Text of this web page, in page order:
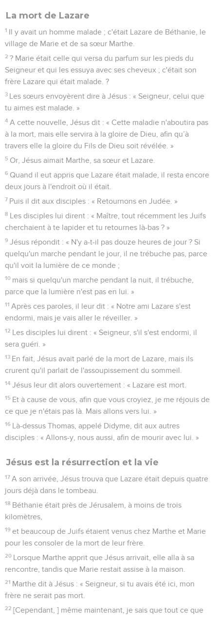
La mort de Lazare
1 Il y avait un homme malade ; c'était Lazare de Béthanie, le
village de Marie et de sa sœur Marthe.
2 ? Marie était celle qui versa du parfum sur les pieds du
Seigneur et qui les essuya avec ses cheveux ; c'était son
frère Lazare qui était malade. ?
3 Les sœurs envoyèrent dire à Jésus : « Seigneur, celui que
tu aimes est malade. »
4 A cette nouvelle, Jésus dit : « Cette maladie n'aboutira pas
à la mort, mais elle servira à la gloire de Dieu, afin qu’à
travers elle la gloire du Fils de Dieu soit révélée. »
5 Or, Jésus aimait Marthe, sa sœur et Lazare.
6 Quand il eut appris que Lazare était malade, il resta encore
deux jours à l'endroit où il était.
7 Puis il dit aux disciples : « Retournons en Judée. »
8 Les disciples lui dirent : « Maître, tout récemment les Juifs
cherchaient à te lapider et tu retournes là-bas ? »
9 Jésus répondit : « N'y a-t-il pas douze heures de jour ? Si
quelqu'un marche pendant le jour, il ne trébuche pas, parce
qu'il voit la lumière de ce monde ;
10 mais si quelqu'un marche pendant la nuit, il trébuche,
parce que la lumière n'est pas en lui. »
11 Après ces paroles, il leur dit : « Notre ami Lazare s'est
endormi, mais je vais aller le réveiller. »
12 Les disciples lui dirent : « Seigneur, s'il s'est endormi, il
sera guéri. »
13 En fait, Jésus avait parlé de la mort de Lazare, mais ils
crurent qu'il parlait de l'assoupissement du sommeil.
14 Jésus leur dit alors ouvertement : « Lazare est mort.
15 Et à cause de vous, afin que vous croyiez, je me réjouis de
ce que je n'étais pas là. Mais allons vers lui. »
16 Là-dessus Thomas, appelé Didyme, dit aux autres
disciples : « Allons-y, nous aussi, afin de mourir avec lui. »
Jésus est la résurrection et la vie
17 A son arrivée, Jésus trouva que Lazare était depuis quatre
jours déjà dans le tombeau.
18 Béthanie était près de Jérusalem, à moins de trois
kilomètres,
19 et beaucoup de Juifs étaient venus chez Marthe et Marie
pour les consoler de la mort de leur frère.
20 Lorsque Marthe apprit que Jésus arrivait, elle alla à sa
rencontre, tandis que Marie restait assise à la maison.
21 Marthe dit à Jésus : « Seigneur, si tu avais été ici, mon
frère ne serait pas mort.
22 [Cependant, ] même maintenant, je sais que tout ce que